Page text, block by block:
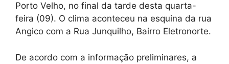
Porto Velho, no final da tarde desta quarta-
feira (09). O clima aconteceu na esquina da rua
Angico com a Rua Junquilho, Bairro Eletronorte.
De acordo com a informação preliminares, a